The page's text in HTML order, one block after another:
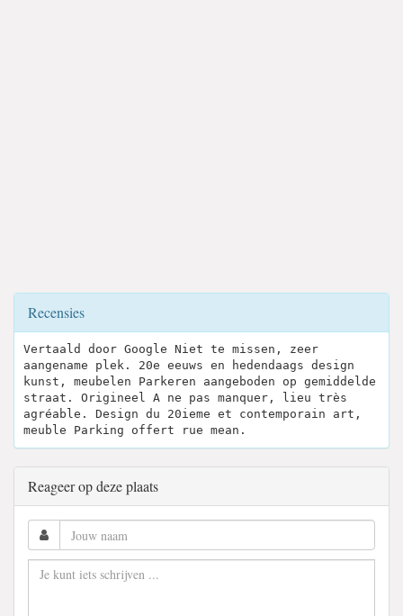
Recensies
Vertaald door Google Niet te missen, zeer
aangename plek. 20e eeuws en hedendaags design
kunst, meubelen Parkeren aangeboden op gemiddelde
straat. Origineel A ne pas manquer, lieu très
agréable. Design du 20ieme et contemporain art,
meuble Parking offert rue mean.
Reageer op deze plaats